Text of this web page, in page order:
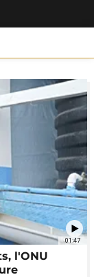
01:47
l'ONU